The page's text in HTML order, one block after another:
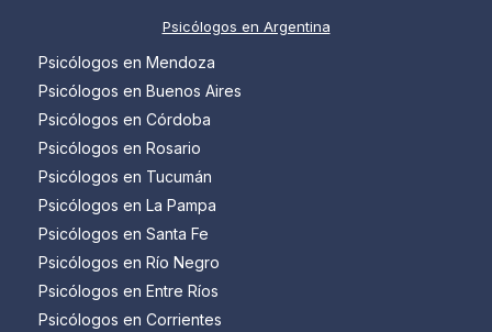
Psicólogos en Argentina
Psicólogos en Mendoza
Psicólogos en Buenos Aires
Psicólogos en Córdoba
Psicólogos en Rosario
Psicólogos en Tucumán
Psicólogos en La Pampa
Psicólogos en Santa Fe
Psicólogos en Río Negro
Psicólogos en Entre Ríos
Psicólogos en Corrientes